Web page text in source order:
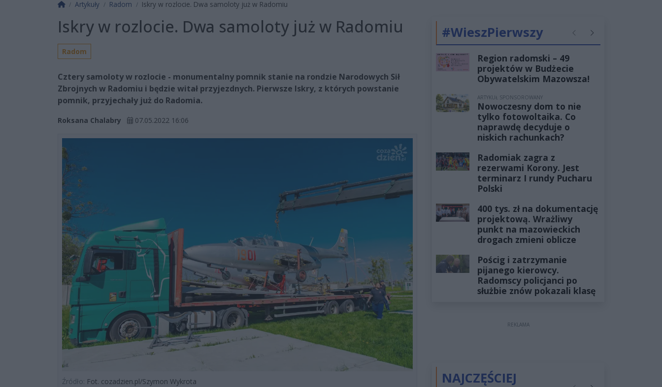
Strona główna
Artykuły Radom Iskry w rozlocie. Dwa samoloty już w Radomiu
Iskry w rozlocie. Dwa samoloty już w Radomiu
Radom
Cztery samoloty w rozlocie - monumentalny pomnik stanie na rondzie Narodowych Sił
Zbrojnych w Radomiu i będzie witał przyjezdnych. Pierwsze Iskry, z których powstanie
pomnik, przyjechały już do Radomia.
Roksana Chalabry 07.05.2022 16:06
Źródło: Fot. cozadzien.pl/Szymon Wykrota
#WieszPierwszy PoprzednieNastępne
Region radomski – 49
projektów w Budżecie
Obywatelskim Mazowsza!
ARTYKUŁ SPONSOROWANY
Nowoczesny dom to nie
tylko fotowoltaika. Co
naprawdę decyduje o
niskich rachunkach?
Radomiak zagra z
rezerwami Korony. Jest
terminarz I rundy Pucharu
Polski
400 tys. zł na dokumentację
projektową. Wrażliwy
punkt na mazowieckich
drogach zmieni oblicze
Pościg i zatrzymanie
pijanego kierowcy.
Radomscy policjanci po
służbie znów pokazali klasę
REKLAMA
NAJCZĘŚCIEJ